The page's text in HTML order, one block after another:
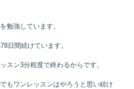
勉強しています。
日間続けています。
スン3分程度で終わるからです。
もワンレッスンはやろうと思い続け